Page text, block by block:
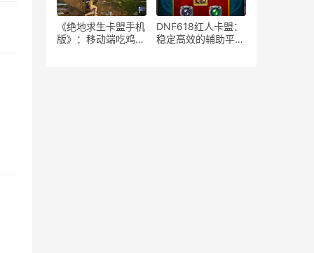
《绝地求生卡盟手机
版》：移动端吃鸡新
DNF618红人卡盟：
稳定高效的辅助平台